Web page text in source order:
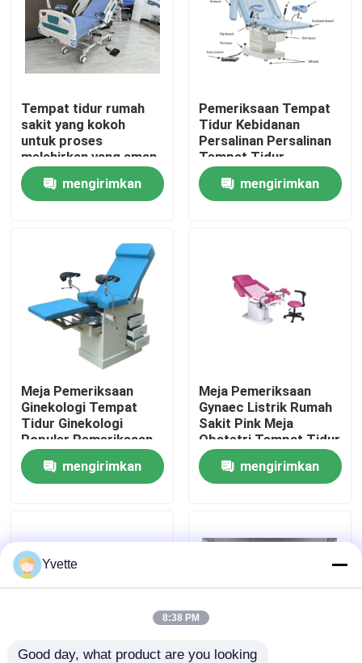
Rumah
Tentang Kami
Tur Pabrik
Kontrol Kualitas
Hubungi Kami
Kasus
Aksesori Meja Kebidanan
Tempat tidur rumah
sakit yang kokoh
untuk proses
melahirkan yang aman
dan nyaman
mengirimkan
Pemeriksaan Tempat
Tidur Kebidanan
Persalinan Persalinan
Tempat Tidur
Ginekologi
mengirimkan
Meja Pemeriksaan
Ginekologi Tempat
Tidur Ginekologi
Populer Pemeriksaan
Dengan Laci Di Meja
Pengiriman Kebidanan
Rumah Sakit
mengirimkan
Meja Pemeriksaan
Gynaec Listrik Rumah
Sakit Pink Meja
Obstetri Tempat Tidur
Pengiriman Dengan
Lampu mengirimkan
Yvette
8:38 PM
Good day, what product are you looking